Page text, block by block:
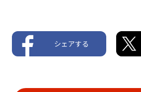
シェアする